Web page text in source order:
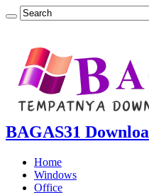
BAGAS31
Home
Windows
Office